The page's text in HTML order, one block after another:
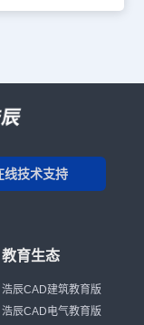
线技术支持
教育生态
浩辰CAD建筑教育版
浩辰CAD电气教育版